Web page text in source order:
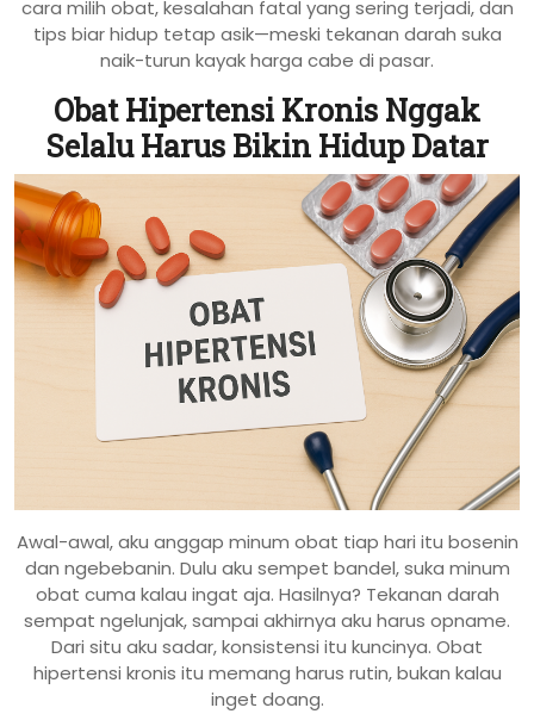
cara milih obat, kesalahan fatal yang sering terjadi, dan
tips biar hidup tetap asik—meski tekanan darah suka
naik-turun kayak harga cabe di pasar.
Obat Hipertensi Kronis Nggak
Selalu Harus Bikin Hidup Datar
Awal-awal, aku anggap minum obat tiap hari itu bosenin
dan ngebebanin. Dulu aku sempet bandel, suka minum
obat cuma kalau ingat aja. Hasilnya? Tekanan darah
sempat ngelunjak, sampai akhirnya aku harus opname.
Dari situ aku sadar, konsistensi itu kuncinya. Obat
hipertensi kronis itu memang harus rutin, bukan kalau
inget doang.